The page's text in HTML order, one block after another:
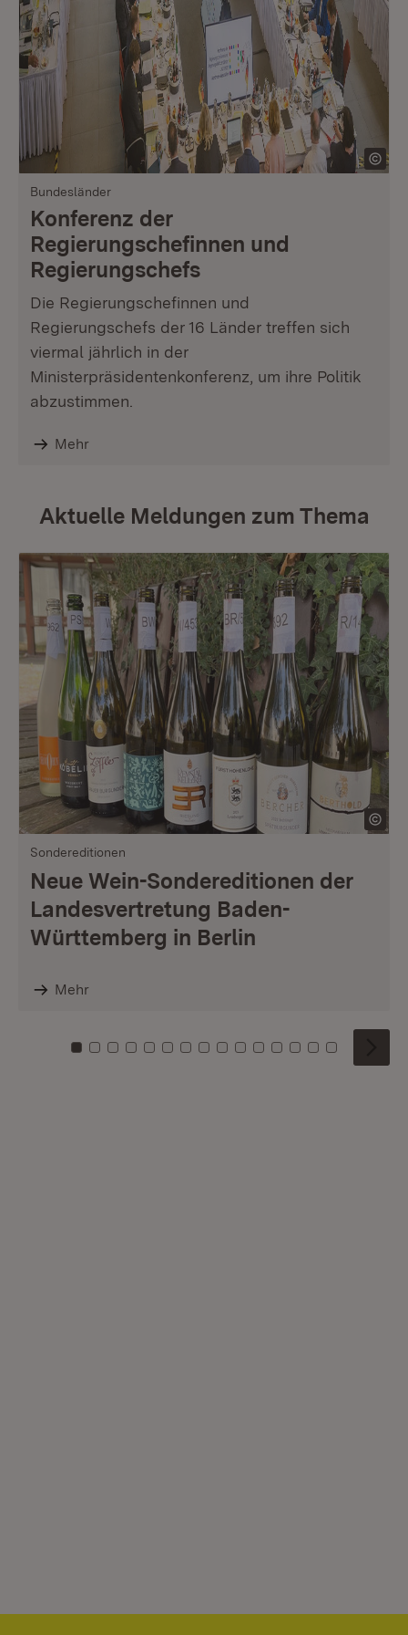
Bundesländer
Konferenz der
Regierungschefinnen und
Regierungschefs
Die Regierungschefinnen und
Regierungschefs der 16 Länder treffen sich
viermal jährlich in der
Ministerpräsidentenkonferenz, um ihre Politik
abzustimmen.
Mehr
Aktuelle Meldungen zum Thema
Sondereditionen
Neue Wein-Sondereditionen der
Landesvertretung Baden-
Württemberg in Berlin
Mehr
Zu Kachel: 0
Zu Kachel: 1
Zu Kachel: 2
Zu Kachel: 3
Zu Kachel: 4
Zu Kachel: 5
Zu Kachel: 6
Zu Kachel: 7
Zu Kachel: 8
Zu Kachel: 9
Zu Kachel: 10
Zu Kachel: 11
Zu Kachel: 12
Zu Kachel:
Zu